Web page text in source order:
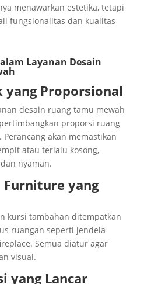
menawarkan estetika, tetapi
fungsionalitas dan kualitas
Layanan Desain
yang Proporsional
desain ruang tamu mewah
proporsi ruang
akan memastikan
atau terlalu kosong,
nyaman.
Furniture yang
kursi tambahan ditempatkan
ruangan seperti jendela
Semua diatur agar
visual.
yang Lancar